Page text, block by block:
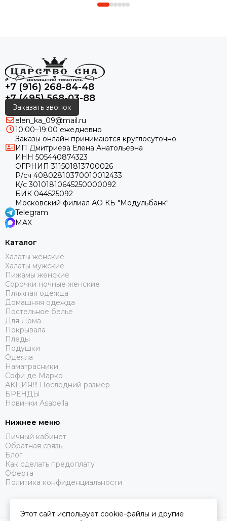
+7 (916) 268-84-48
+7 (495) 568-03-88
Заказать звонок
elen_ka_09@mail.ru
10:00–19:00 ежедневно
Заказы онлайн принимаются круглосуточно
ИП Дмитриева Елена Анатольевна
ИНН 505440874323
ОГРНИП 311501813700026
Р/сч 40802810370010012433
К/с 30101810645250000092
БИК 044525092
Московский филиал АО КБ "Модульбанк"
Telegram
MAX
Каталог
Халаты женские
Халаты мужские
Пижамы женские
Сорочки ночные женские
Пляжная одежда
Домашняя одежда
Постельное белье
Для Дома
Покрывала
Пледы
Подушки
Одеяла
Наматрасники
Софи де Марко
АКЦИЯ!!! Последний размер
БРЕНДЫ
Новинки Asabella
Нижнее меню
Личный кабинет
Обратная связь
Блог
Как сделать предоплату
Оферта
Политика конфиденциальности
Этот сайт использует cookie-файлы и другие